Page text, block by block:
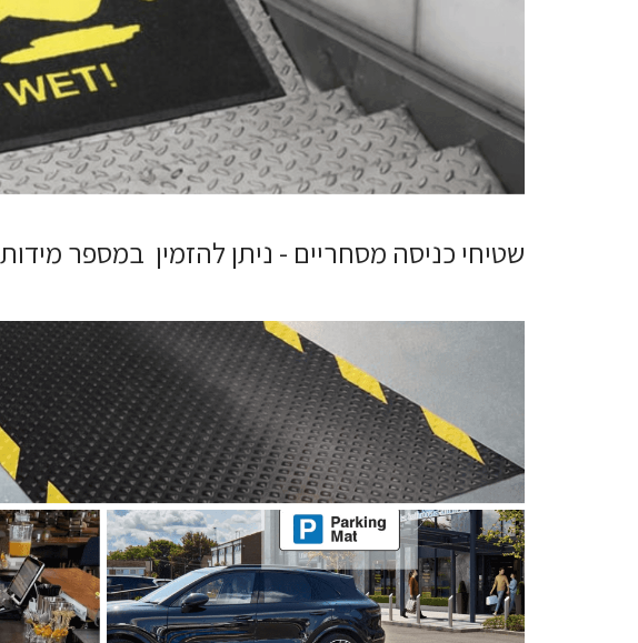
שטיחי כניסה מסחריים - ניתן להזמין במספר מידות